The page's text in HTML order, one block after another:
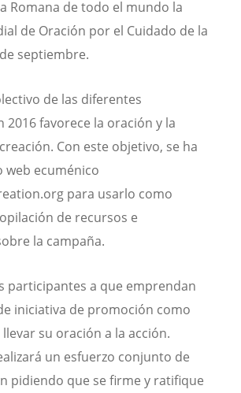
Romana de todo el mundo la
de Oración por el Cuidado de la
septiembre.
de las diferentes
2016 favorece la oración y la
Con este objetivo, se ha
web ecuménico
para usarlo como
de recursos e
la campaña.
participantes a que emprendan
iniciativa de promoción como
su oración a la acción.
un esfuerzo conjunto de
pidiendo que se firme y ratifique